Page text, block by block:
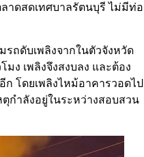
าดสดเทศบาลรัตนบุรี ไม่มีท่อ
รถดับเพลิงจากในตัวจังหวัด
ง เพลิงจึงสงบลง และต้อง
ก โดยเพลิงไหม้อาคารวอดไป
กำลังอยู่ในระหว่างสอบสวน